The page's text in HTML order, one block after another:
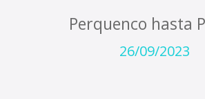
Perquenco hasta
26/09/2023